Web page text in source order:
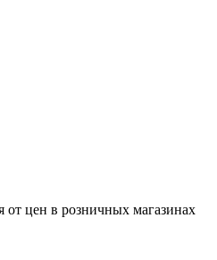
от цен в розничных магазинах